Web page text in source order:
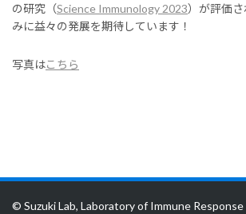
の研究（Science Immunology 2023）が評価
みに益々の発展を期待しています！
写真はこちら
© Suzuki Lab, Laboratory of Immune Response